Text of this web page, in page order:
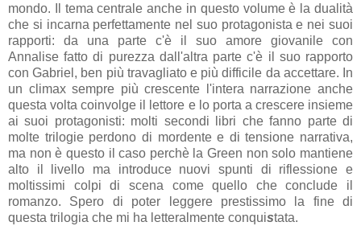
mondo. Il tema centrale anche in questo volume è la dualità
che si incarna perfettamente nel suo protagonista e nei suoi
rapporti: da una parte c'è il suo amore giovanile con
Annalise fatto di purezza dall'altra parte c'è il suo rapporto
con Gabriel, ben più travagliato e più difficile da accettare. In
un climax sempre più crescente l'intera narrazione anche
questa volta coinvolge il lettore e lo porta a crescere insieme
ai suoi protagonisti: molti secondi libri che fanno parte di
molte trilogie perdono di mordente e di tensione narrativa,
ma non è questo il caso perchè la Green non solo mantiene
alto il livello ma introduce nuovi spunti di riflessione e
moltissimi colpi di scena come quello che conclude il
romanzo. Spero di poter leggere prestissimo la fine di
questa trilogia che mi ha letteralmente conquistata.